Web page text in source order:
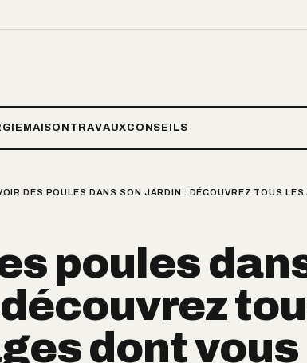
MAISON TRAVAUXCONSEILS
DES POULES DANS SON JARDIN : DÉCOUVREZ TOUS
poules
dont vous